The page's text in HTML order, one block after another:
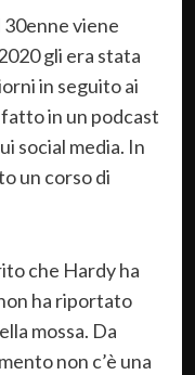
30enne viene
gli era stata
in seguito ai
in un podcast
social media. In
un corso di
che Hardy ha
ha riportato
mossa. Da
non c’è una